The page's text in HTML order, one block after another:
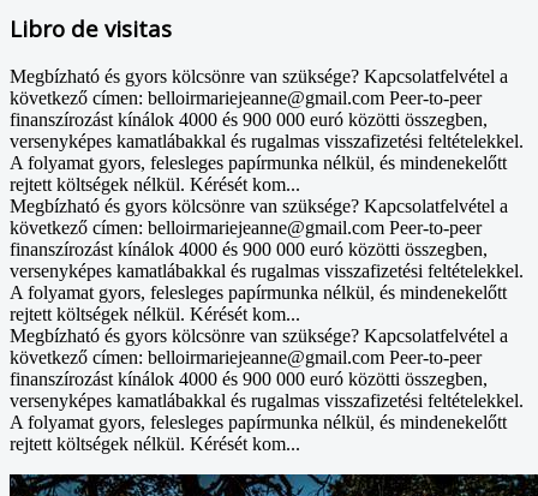
Libro de visitas
Megbízható és gyors kölcsönre van szüksége? Kapcsolatfelvétel a
következő címen: belloirmariejeanne@gmail.com Peer-to-peer
finanszírozást kínálok 4000 és 900 000 euró közötti összegben,
versenyképes kamatlábakkal és rugalmas visszafizetési feltételekkel.
A folyamat gyors, felesleges papírmunka nélkül, és mindenekelőtt
rejtett költségek nélkül. Kérését kom...
Megbízható és gyors kölcsönre van szüksége? Kapcsolatfelvétel a
következő címen: belloirmariejeanne@gmail.com Peer-to-peer
finanszírozást kínálok 4000 és 900 000 euró közötti összegben,
versenyképes kamatlábakkal és rugalmas visszafizetési feltételekkel.
A folyamat gyors, felesleges papírmunka nélkül, és mindenekelőtt
rejtett költségek nélkül. Kérését kom...
Megbízható és gyors kölcsönre van szüksége? Kapcsolatfelvétel a
következő címen: belloirmariejeanne@gmail.com Peer-to-peer
finanszírozást kínálok 4000 és 900 000 euró közötti összegben,
versenyképes kamatlábakkal és rugalmas visszafizetési feltételekkel.
A folyamat gyors, felesleges papírmunka nélkül, és mindenekelőtt
rejtett költségek nélkül. Kérését kom...